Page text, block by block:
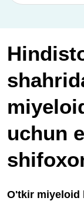
uchun
O'tkir miyeloid